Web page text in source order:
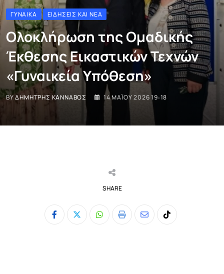
ΓΥΝΑΊΚΑ ΕΙΔΉΣΕΙΣ ΚΑΙ ΝΈΑ
Ολοκλήρωση της Ομαδικής
Έκθεσης Εικαστικών Τεχνών
«Γυναικεία Υπόθεση»
BYΔΗΜΉΤΡΗΣ ΚΑΝΝΑΒΌΣ 14 ΜΑΪ́ΟΥ 2026 19:18
SHARE
Whatsapp
Print
ShareTiktok